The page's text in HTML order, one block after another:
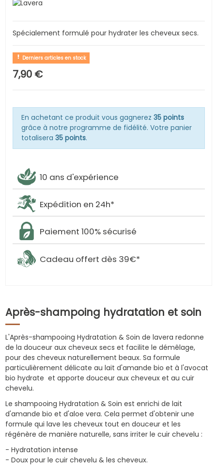
Spécialement formulé pour hydrater les cheveux secs.
Derniers articles en stock
7,90 €
En achetant ce produit vous gagnerez 35 points
grâce à notre programme de fidélité. Votre panier
totalisera 35 points.
10 ans d'expérience
Expédition en 24h*
Paiement 100% sécurisé
Cadeau offert dès 39€*
Après-shampoing hydratation et soin
L'Après-shampooing Hydratation & Soin de lavera redonne
de la douceur aux cheveux secs et facilite le démêlage,
pour des cheveux naturellement beaux. Sa formule
particulièrement délicate au lait d'amande bio et à l'avocat
bio hydrate et apporte douceur aux cheveux et au cuir
chevelu.
Le shampooing Hydratation & Soin est enrichi de lait
d'amande bio et d'aloe vera. Cela permet d'obtenir une
formule qui lave les cheveux tout en douceur et les
régénère de manière naturelle, sans irriter le cuir chevelu :
- Hydratation intense
- Doux pour le cuir chevelu & les cheveux.